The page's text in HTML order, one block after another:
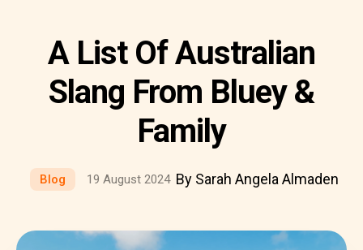
A List Of Australian
Slang From Bluey &
Family
Blog 19 August 2024 By Sarah Angela Almaden